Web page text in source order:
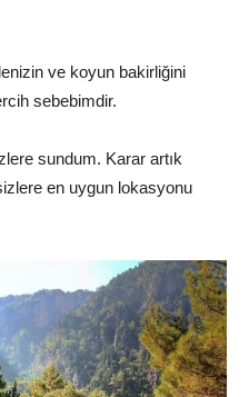
ve koyun bakirliğini
sebebimdir.
sundum. Karar artık
en uygun lokasyonu